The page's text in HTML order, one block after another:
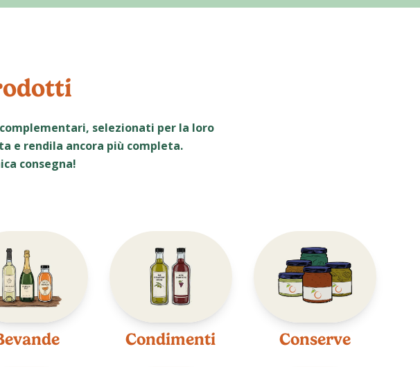
selezionati per la loro
e rendila ancora più completa.
consegna!
Condimenti Conserve